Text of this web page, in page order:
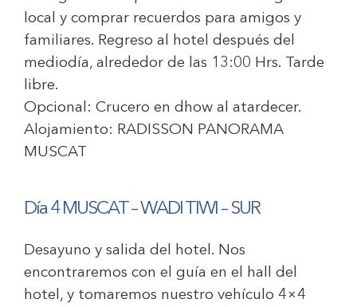
local y comprar recuerdos para amigos y
familiares. Regreso al hotel después del
mediodía, alrededor de las 13:00 Hrs. Tarde
libre.
Opcional: Crucero en dhow al atardecer.
Alojamiento: RADISSON PANORAMA
MUSCAT
Día 4 MUSCAT – WADI TIWI – SUR
Desayuno y salida del hotel. Nos
encontraremos con el guía en el hall del
hotel, y tomaremos nuestro vehículo 4×4